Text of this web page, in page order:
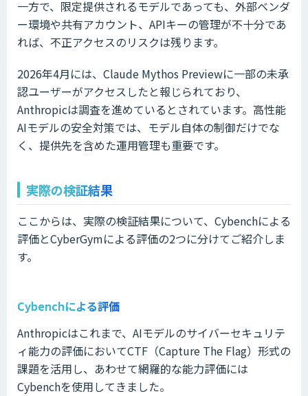
一方で、限定提供されるモデルであっても、外部ベンダ
ー環境や共有アカウント、APIキーの管理が不十分であ
れば、不正アクセスのリスクは残ります。
2026年4月には、Claude Mythos Previewに一部の未承
認ユーザーがアクセスしたと報じられており、
Anthropicは調査を進めているとされています。高性能
AIモデルの安全対策では、モデル自体の制御だけでな
く、提供先を含めた運用管理も重要です。
実際の検証結果
ここからは、実際の検証結果について、Cybenchによる
評価とCyberGymによる評価の2つに分けてご紹介しま
す。
Cybenchによる評価
Anthropicはこれまで、AIモデルのサイバーセキュリテ
ィ能力の評価においてCTF（Capture The Flag）形式の
課題を活用し、あわせて網羅的な能力評価には
Cybenchを使用してきました。